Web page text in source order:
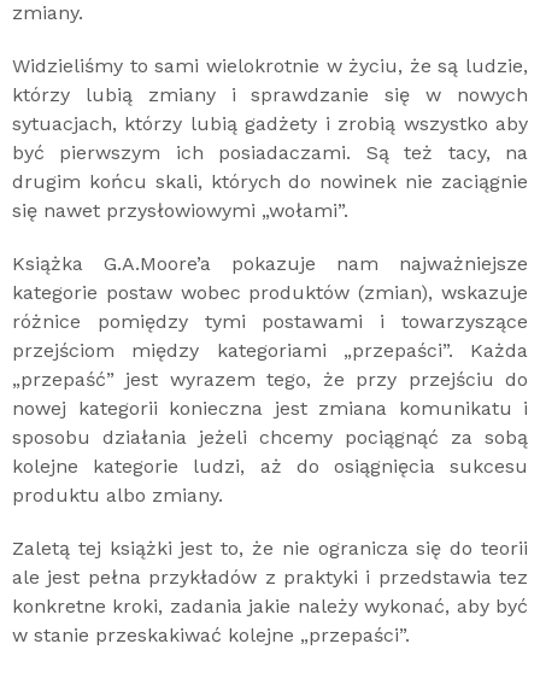
zmiany.
Widzieliśmy to sami wielokrotnie w życiu, że są ludzie,
którzy lubią zmiany i sprawdzanie się w nowych
sytuacjach, którzy lubią gadżety i zrobią wszystko aby
być pierwszym ich posiadaczami. Są też tacy, na
drugim końcu skali, których do nowinek nie zaciągnie
się nawet przysłowiowymi „wołami”.
Książka G.A.Moore’a pokazuje nam najważniejsze
kategorie postaw wobec produktów (zmian), wskazuje
różnice pomiędzy tymi postawami i towarzyszące
przejściom między kategoriami „przepaści”. Każda
„przepaść” jest wyrazem tego, że przy przejściu do
nowej kategorii konieczna jest zmiana komunikatu i
sposobu działania jeżeli chcemy pociągnąć za sobą
kolejne kategorie ludzi, aż do osiągnięcia sukcesu
produktu albo zmiany.
Zaletą tej książki jest to, że nie ogranicza się do teorii
ale jest pełna przykładów z praktyki i przedstawia tez
konkretne kroki, zadania jakie należy wykonać, aby być
w stanie przeskakiwać kolejne „przepaści”.